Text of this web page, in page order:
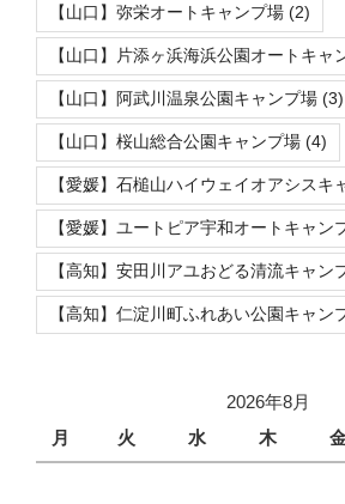
【山口】弥栄オートキャンプ場 (2)
【山口】片添ヶ浜海浜公園オートキャ
【山口】阿武川温泉公園キャンプ場 (3)
【山口】桜山総合公園キャンプ場 (4)
【愛媛】石槌山ハイウェイオアシスキ
【愛媛】ユートピア宇和オートキャン
【高知】安田川アユおどる清流キャン
【高知】仁淀川町ふれあい公園キャン
2026年8月
月
火 水 木